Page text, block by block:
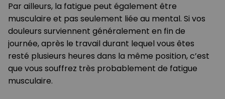
Par ailleurs, la fatigue peut également être
musculaire et pas seulement liée au mental. Si vos
douleurs surviennent généralement en fin de
journée, après le travail durant lequel vous êtes
resté plusieurs heures dans la même position, c’est
que vous souffrez très probablement de fatigue
musculaire.